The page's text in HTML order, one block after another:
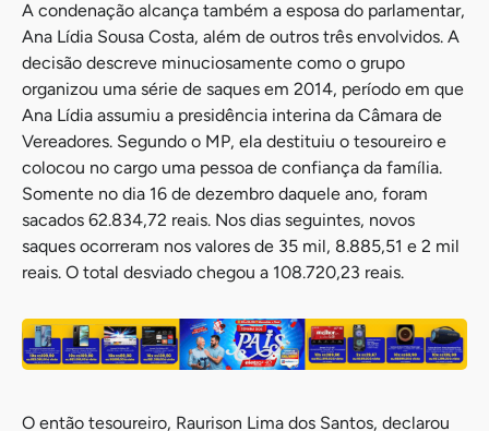
A condenação alcança também a esposa do parlamentar,
Ana Lídia Sousa Costa, além de outros três envolvidos. A
decisão descreve minuciosamente como o grupo
organizou uma série de saques em 2014, período em que
Ana Lídia assumiu a presidência interina da Câmara de
Vereadores. Segundo o MP, ela destituiu o tesoureiro e
colocou no cargo uma pessoa de confiança da família.
Somente no dia 16 de dezembro daquele ano, foram
sacados 62.834,72 reais. Nos dias seguintes, novos
saques ocorreram nos valores de 35 mil, 8.885,51 e 2 mil
reais. O total desviado chegou a 108.720,23 reais.
O então tesoureiro, Raurison Lima dos Santos, declarou